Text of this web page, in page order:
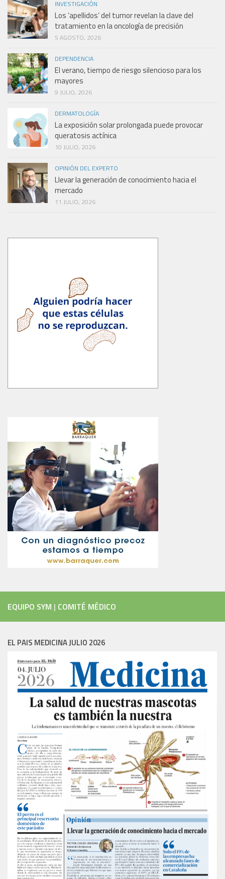
INVESTIGACIÓN
Los ‘apellidos’ del tumor revelan la clave del
tratamiento en la oncología de precisión
5 AGOSTO, 2026
DEPENDENCIA
El verano, tiempo de riesgo silencioso para los
mayores
9 JULIO, 2026
DERMATOLOGÍA
La exposición solar prolongada puede provocar
queratosis actínica
10 JULIO, 2026
OPINIÓN DEL EXPERTO
Llevar la generación de conocimiento hacia el
mercado
11 JULIO, 2026
EQUIPO SYM | COMITÉ MÉDICO
EL PAIS MEDICINA JULIO 2026